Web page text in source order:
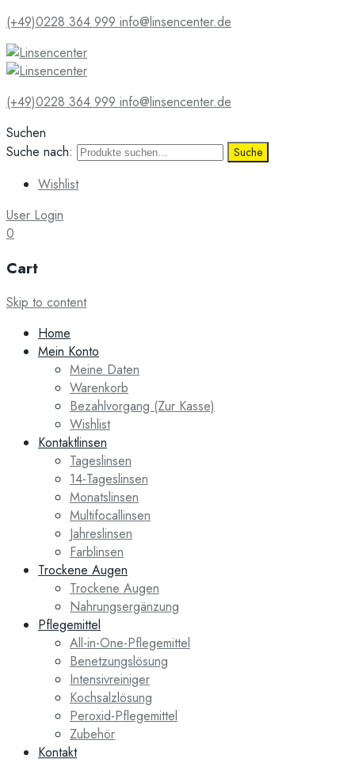
(+49)0228 364 999 info@linsencenter.de
(+49)0228 364 999 info@linsencenter.de
Suchen
Suche nach:
Suche
Wishlist
User Login
0
Cart
Skip to content
Home
Mein Konto
Meine Daten
Warenkorb
Bezahlvorgang (Zur Kasse)
Wishlist
Kontaktlinsen
Tageslinsen
14-Tageslinsen
Monatslinsen
Multifocallinsen
Jahreslinsen
Farblinsen
Trockene Augen
Trockene Augen
Nahrungsergänzung
Pflegemittel
All-in-One-Pflegemittel
Benetzungslösung
Intensivreiniger
Kochsalzlösung
Peroxid-Pflegemittel
Zubehör
Kontakt